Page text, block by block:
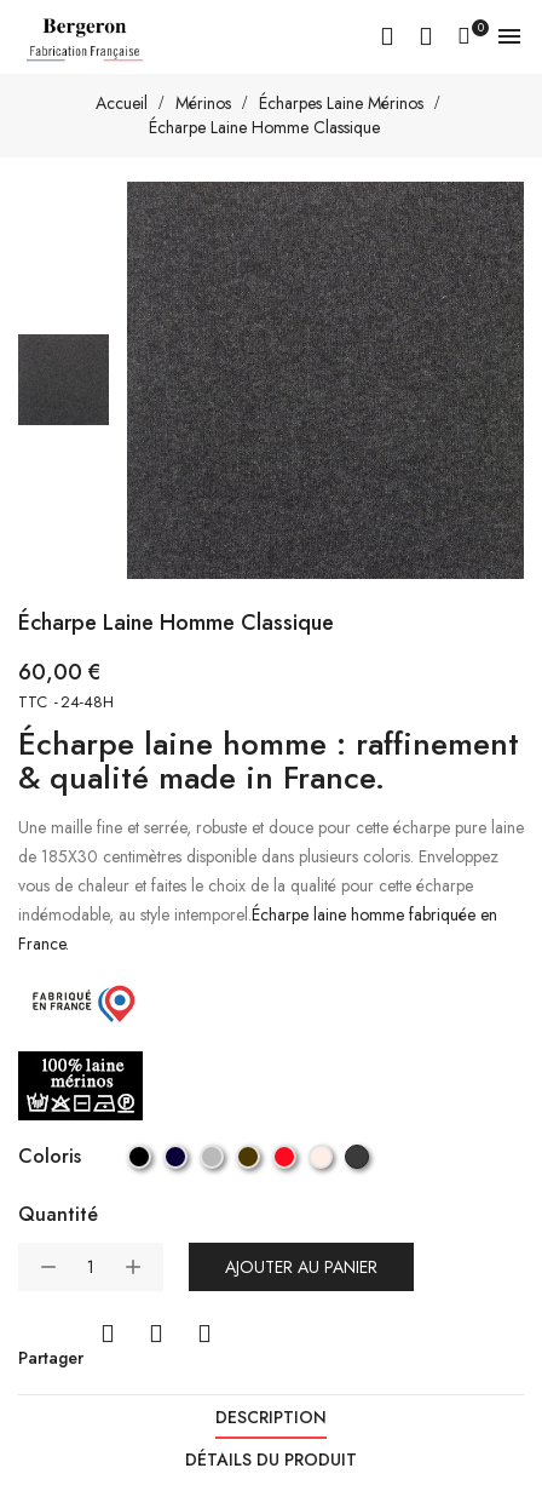
0 
Accueil Mérinos
Écharpes Laine Mérinos
Écharpe Laine Homme Classique
Écharpe Laine Homme Classique
60,00 €
TTC 24-48H
Écharpe laine homme : raffinement
& qualité made in France.
Une maille fine et serrée, robuste et douce pour cette écharpe pure laine
de 185X30 centimètres disponible dans plusieurs coloris. Enveloppez
vous de chaleur et faites le choix de la qualité pour cette écharpe
indémodable, au style intemporel.Écharpe laine homme fabriquée en
France.
Coloris
Quantité
AJOUTER AU PANIER
Partager
DESCRIPTION
DÉTAILS DU PRODUIT